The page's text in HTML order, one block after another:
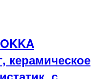
керамическое